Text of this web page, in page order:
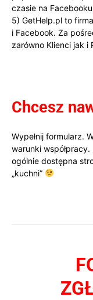
czasie na
5) GetHelp.pl to
i Facebook. Za
zarówno Klienci jak i
Chcesz
Wypełnij formularz.
warunki
ogólnie dostępna
„kuchni”